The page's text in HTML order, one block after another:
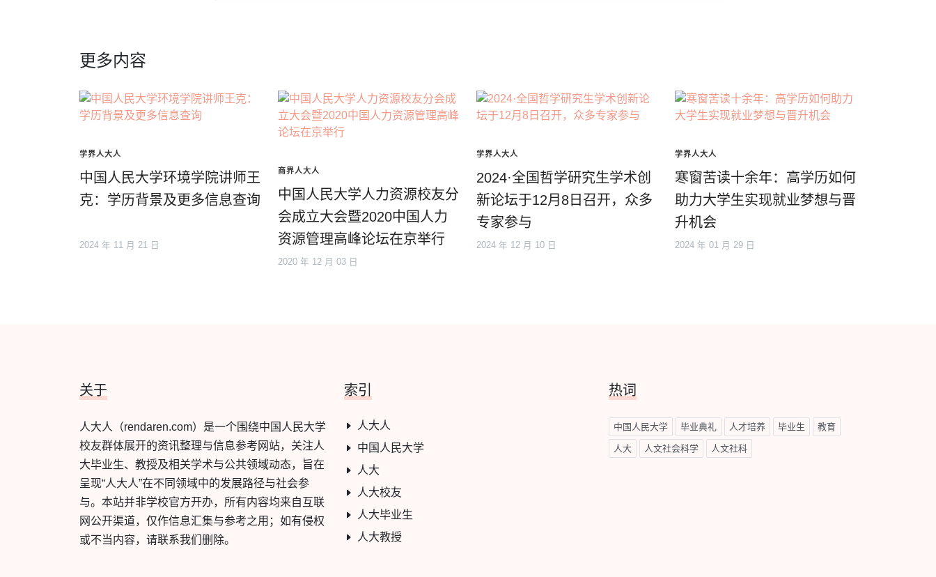
更多内容
学界人大人
中国人民大学环境学院讲师王
克：学历背景及更多信息查询
2024 年 11 月 21 日
商界人大人
中国人民大学人力资源校友分
会成立大会暨2020中国人力
资源管理高峰论坛在京举行
2020 年 12 月 03 日
学界人大人
2024·全国哲学研究生学术创
新论坛于12月8日召开，众多
专家参与
2024 年 12 月 10 日
学界人大人
寒窗苦读十余年：高学历如何
助力大学生实现就业梦想与晋
升机会
2024 年 01 月 29 日
关于
人大人（rendaren.com）是一个围绕中国人民大学
校友群体展开的资讯整理与信息参考网站，关注人
大毕业生、教授及相关学术与公共领域动态，旨在
呈现“人大人”在不同领域中的发展路径与社会参
与。本站并非学校官方开办，所有内容均来自互联
网公开渠道，仅作信息汇集与参考之用；如有侵权
或不当内容，请联系我们删除。
索引
人大人
中国人民大学
人大
人大校友
人大毕业生
人大教授
热词
中国人民大学 毕业典礼 人才培养 毕业生 教育
人大 人文社会科学 人文社科